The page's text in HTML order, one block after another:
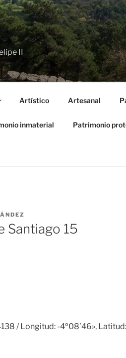
II
Artístico Artesanal
inmaterial Patrimonio
Santiago 15
/ Longitud: -4º08’46»,